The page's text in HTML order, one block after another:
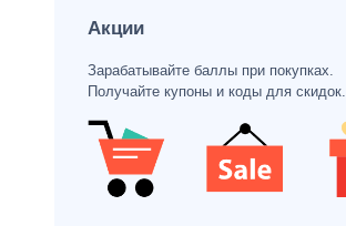
Акции
Зарабатывайте баллы при покупках.
Получайте купоны и коды для скидок.